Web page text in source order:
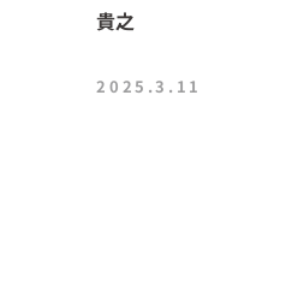
貴之
2025.3.11